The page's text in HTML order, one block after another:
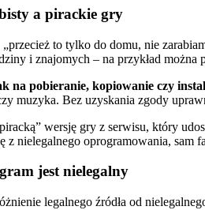
a pirackie gry
to tylko do domu, nie
i znajomych – na przykład
na pobieranie, kopiowanie czy
muzyka. Bez uzyskania zgody
wersję gry z serwisu, który
z nielegalnego oprogramowania, sam
jest nielegalny
legalnego źródła od